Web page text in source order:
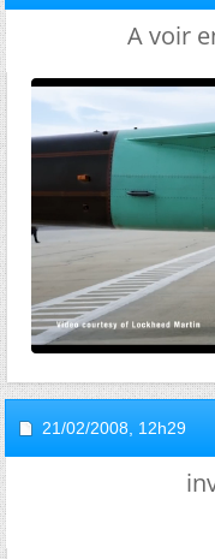
A voir
21/02/2008, 12h29